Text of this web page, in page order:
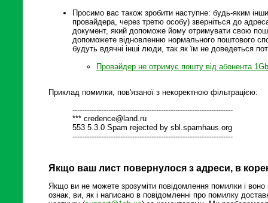
Просимо вас також зробити наступне: будь-яким
провайдера, через третю особу) зверніться до
документ, який допоможе йому отримувати свою
допоможете відновленню нормального поштового
будуть вдячні інші люди, так як їм не доведеться
Провайдер не отримує пошту від абонента
Приклад помилки, пов'язаної з некоректною фільтрацією:
-------------------------------------------------------------------
*** credence@land.ru
553 5.3.0 Spam rejected by sbl.spamhaus.org
-------------------------------------------------------------------
Якщо ваш лист повернулося з адреси, в
Якщо ви не можете зрозуміти повідомлення помилки і
ознак, ви, як і написано в повідомленні про помилку